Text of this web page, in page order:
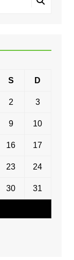
S D
2 3
9 10
16 17
23 24
30 31